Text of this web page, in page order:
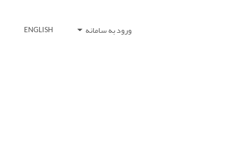
ورود به سامانه ENGLISH